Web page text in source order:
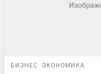
БИЗНЕС ЭКОНОМИКА